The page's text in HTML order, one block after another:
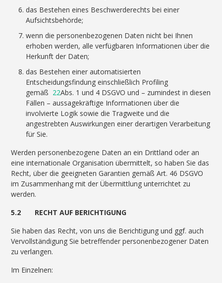
das Bestehen eines Beschwerderechts bei einer
Aufsichtsbehörde;
wenn die personenbezogenen Daten nicht bei Ihnen
erhoben werden, alle verfügbaren Informationen über die
Herkunft der Daten;
das Bestehen einer automatisierten
Entscheidungsfindung einschließlich Profiling
gemäß 22Abs. 1 und 4 DSGVO und – zumindest in diesen
Fällen – aussagekräftige Informationen über die
involvierte Logik sowie die Tragweite und die
angestrebten Auswirkungen einer derartigen Verarbeitung
für Sie.
Werden personenbezogene Daten an ein Drittland oder an
eine internationale Organisation übermittelt, so haben Sie das
Recht, über die geeigneten Garantien gemäß Art. 46 DSGVO
im Zusammenhang mit der Übermittlung unterrichtet zu
werden.
5.2 RECHT AUF BERICHTIGUNG
Sie haben das Recht, von uns die Berichtigung und ggf. auch
Vervollständigung Sie betreffender personenbezogener Daten
zu verlangen.
Im Einzelnen: